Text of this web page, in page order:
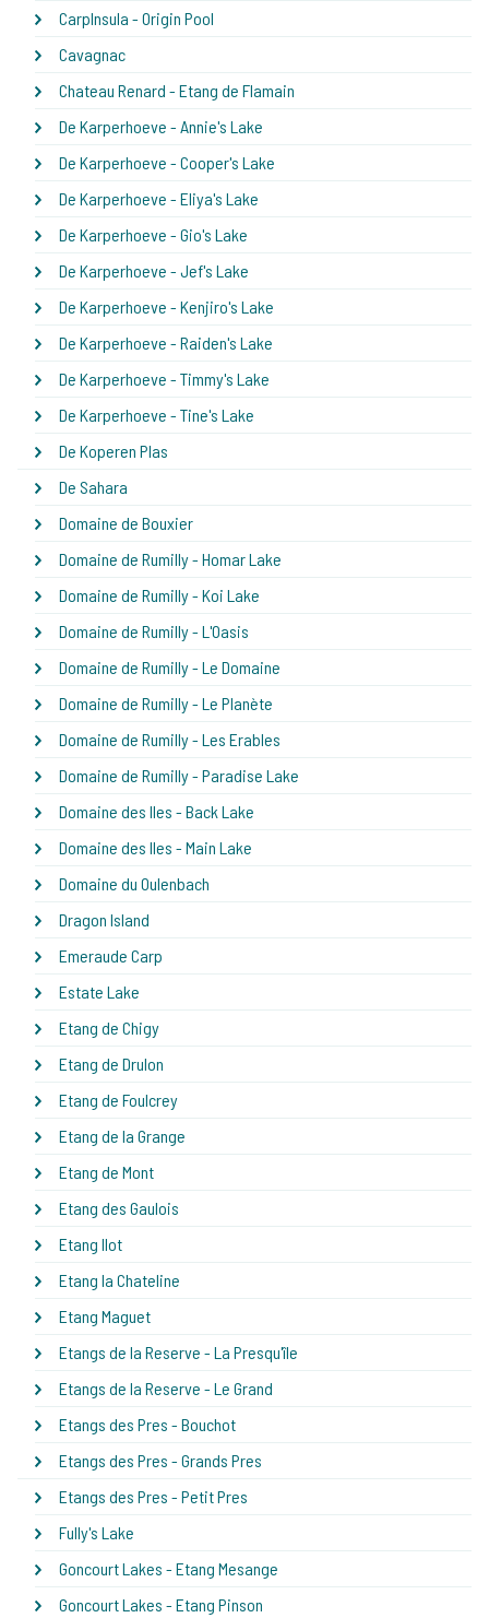
CarpInsula - Origin Pool
Cavagnac
Chateau Renard - Etang de Flamain
De Karperhoeve - Annie's Lake
De Karperhoeve - Cooper's Lake
De Karperhoeve - Eliya's Lake
De Karperhoeve - Gio's Lake
De Karperhoeve - Jef's Lake
De Karperhoeve - Kenjiro's Lake
De Karperhoeve - Raiden's Lake
De Karperhoeve - Timmy's Lake
De Karperhoeve - Tine's Lake
De Koperen Plas
De Sahara
Domaine de Bouxier
Domaine de Rumilly - Homar Lake
Domaine de Rumilly - Koi Lake
Domaine de Rumilly - L'Oasis
Domaine de Rumilly - Le Domaine
Domaine de Rumilly - Le Planète
Domaine de Rumilly - Les Erables
Domaine de Rumilly - Paradise Lake
Domaine des Iles - Back Lake
Domaine des Iles - Main Lake
Domaine du Oulenbach
Dragon Island
Emeraude Carp
Estate Lake
Etang de Chigy
Etang de Drulon
Etang de Foulcrey
Etang de la Grange
Etang de Mont
Etang des Gaulois
Etang Ilot
Etang la Chateline
Etang Maguet
Etangs de la Reserve - La Presqu'île
Etangs de la Reserve - Le Grand
Etangs des Pres - Bouchot
Etangs des Pres - Grands Pres
Etangs des Pres - Petit Pres
Fully's Lake
Goncourt Lakes - Etang Mesange
Goncourt Lakes - Etang Pinson